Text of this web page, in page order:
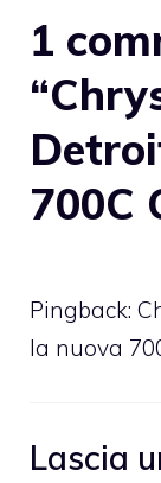
1
700C
Pingback:
la nuova
Lascia